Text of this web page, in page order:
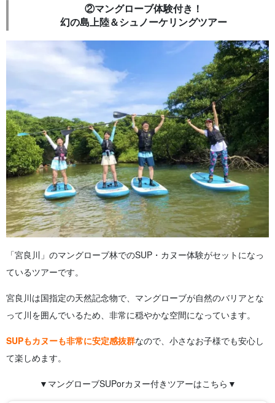
②マングローブ体験付き！
幻の島上陸＆シュノーケリングツアー
「宮良川」のマングローブ林でのSUP・カヌー体験がセットになっ
ているツアーです。
宮良川は国指定の天然記念物で、マングローブが自然のバリアとな
って川を囲んでいるため、非常に穏やかな空間になっています。
SUPもカヌーも非常に安定感抜群なので、小さなお子様でも安心し
て楽しめます。
▼マングローブSUPorカヌー付きツアーはこちら▼